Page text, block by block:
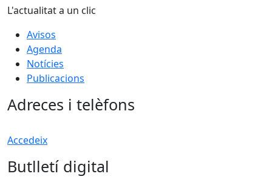
L'actualitat a un clic
Avisos
Agenda
Notícies
Publicacions
Adreces i telèfons
Accedeix
Butlletí digital